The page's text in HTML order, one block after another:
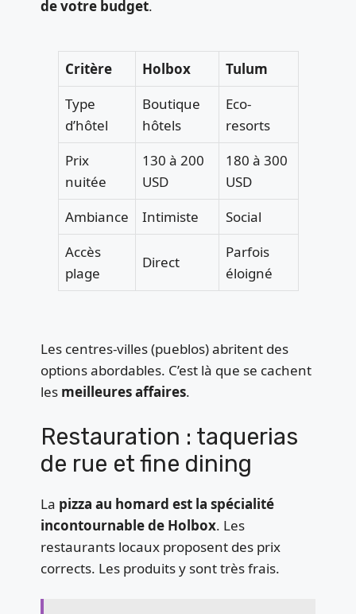
de votre budget.
Critère Holbox
Tulum
Type
d’hôtel
Boutique
hôtels
Eco-
resorts
Prix
nuitée
130 à 200
USD
180 à 300
USD
Ambiance
Intimiste
Social
Accès
plage
Direct
Parfois
éloigné
Les centres-villes (pueblos) abritent des
options abordables. C’est là que se cachent
les meilleures affaires.
Restauration : taquerias
de rue et fine dining
La pizza au homard est la spécialité
incontournable de Holbox. Les
restaurants locaux proposent des prix
corrects. Les produits y sont très frais.